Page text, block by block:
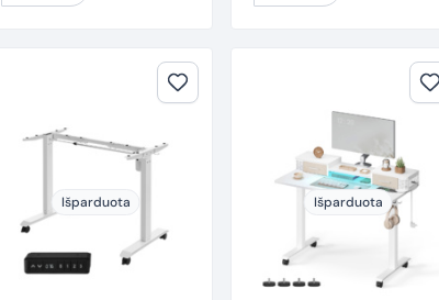
Išparduota Išparduota